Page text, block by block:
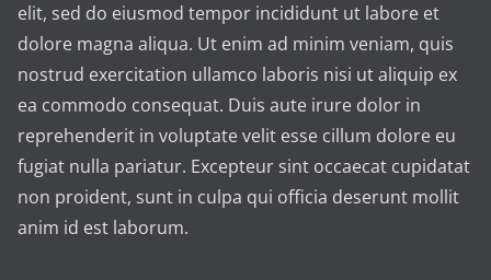
elit, sed do eiusmod tempor incididunt ut labore et
dolore magna aliqua. Ut enim ad minim veniam, quis
nostrud exercitation ullamco laboris nisi ut aliquip ex
ea commodo consequat. Duis aute irure dolor in
reprehenderit in voluptate velit esse cillum dolore eu
fugiat nulla pariatur. Excepteur sint occaecat cupidatat
non proident, sunt in culpa qui officia deserunt mollit
anim id est laborum.